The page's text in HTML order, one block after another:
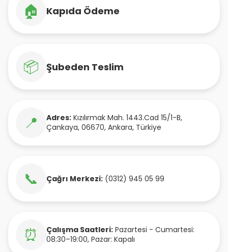
🏠 Kapıda Ödeme
📦 Şubeden Teslim
📍 Adres: Kızılırmak Mah. 1443.Cad 15/1-B,
Çankaya, 06670, Ankara, Türkiye
📞 Çağrı Merkezi: (0312) 945 05 99
⏰ Çalışma Saatleri: Pazartesi - Cumartesi:
08:30–19:00, Pazar: Kapalı